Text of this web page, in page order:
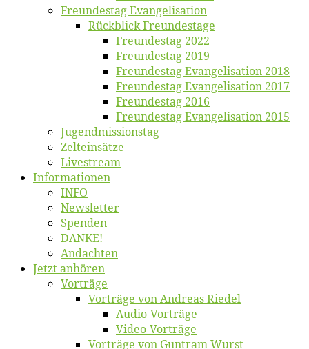
Freun­des­tag Evangelisation
Rück­blick Freundestage
Freun­des­tag 2022
Freun­des­tag 2019
Freun­des­tag Evan­ge­li­sa­ti­on 2018
Freun­des­tag Evan­ge­li­sa­ti­on 2017
Freun­des­tag 2016
Freun­des­tag Evan­ge­li­sa­ti­on 2015
Jugend­mis­sions­tag
Zelt­ein­sät­ze
Live­stream
Informatio­nen
INFO
News­let­ter
Spen­den
DANKE!
An­dach­ten
Jetzt an­hö­ren
Vor­trä­ge
Vor­trä­ge von An­dre­as Riedel
Au­dio-Vor­trä­ge
Vi­deo-Vor­trä­ge
Vor­trä­ge von Gun­tram Wurst